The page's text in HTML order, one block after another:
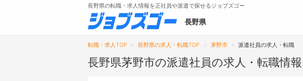
長野県の転職・求人情報を正社員や派遣で探せるジョブズゴー
長野県
転職・求人TOP 長野県の求人・転職TOP 茅野市 派遣社員の求人・転職
長野県茅野市の派遣社員の求人・転職情報